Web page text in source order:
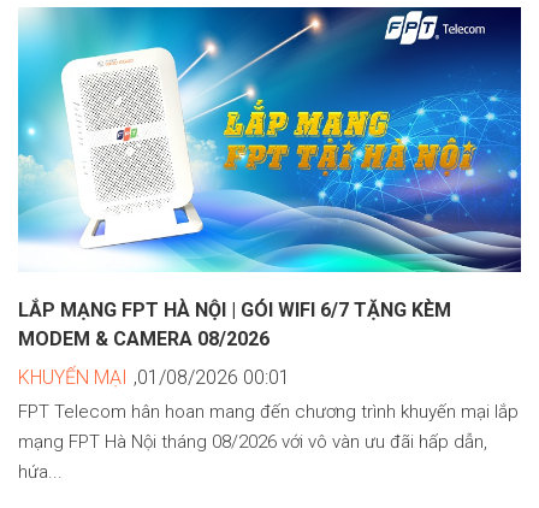
LẮP MẠNG FPT HÀ NỘI | GÓI WIFI 6/7 TẶNG KÈM
MODEM & CAMERA 08/2026
KHUYẾN MẠI ,01/08/2026 00:01
FPT Telecom hân hoan mang đến chương trình khuyến mại lắp
mạng FPT Hà Nội tháng 08/2026 với vô vàn ưu đãi hấp dẫn,
hứa...